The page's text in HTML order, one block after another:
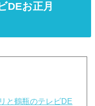
DEお正月
と鶴瓶のテレビDE